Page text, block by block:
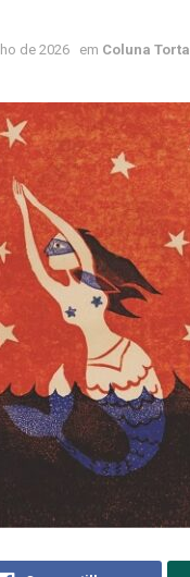
de 2026 em Coluna Torta